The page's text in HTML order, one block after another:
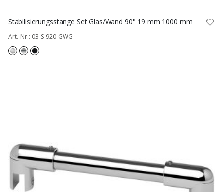
Stabilisierungsstange Set Glas/Wand 90° 19 mm 1000 mm
Art.-Nr.: 03-S-920-GWG